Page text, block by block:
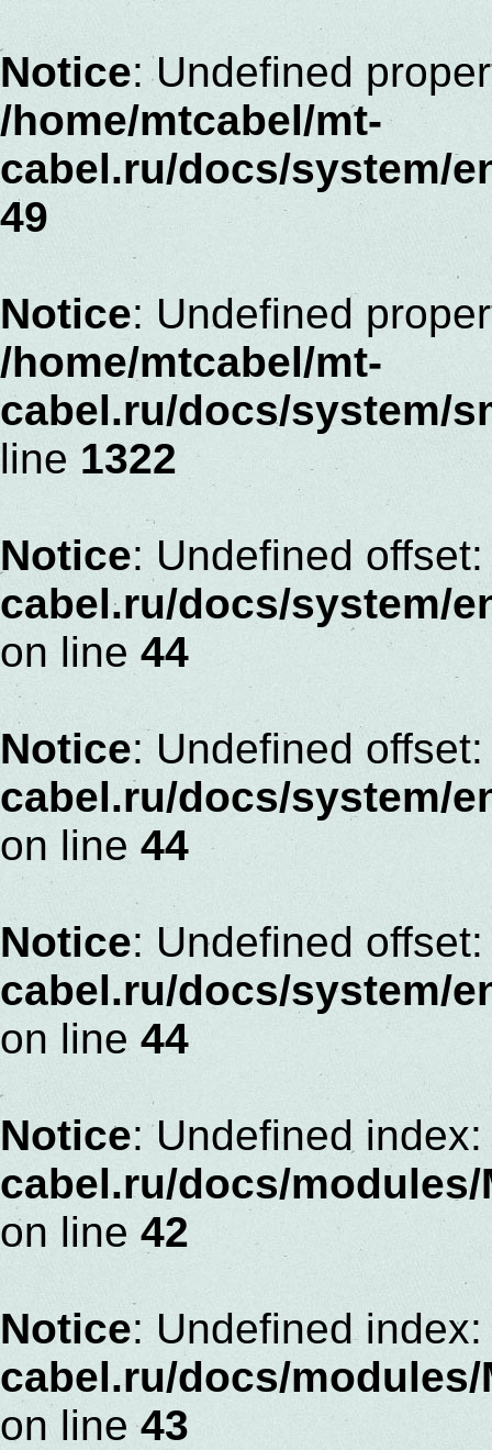
Notice: Undefined
/home/mtcabel/mt-
cabel.ru/docs/system/
49
Notice: Undefined
/home/mtcabel/mt-
cabel.ru/docs/system/
line 1322
Notice: Undefined
cabel.ru/docs/system/
on line 44
Notice: Undefined
cabel.ru/docs/system/
on line 44
Notice: Undefined
cabel.ru/docs/system/
on line 44
Notice: Undefined
cabel.ru/docs/
on line 42
Notice: Undefined
cabel.ru/docs/
on line43